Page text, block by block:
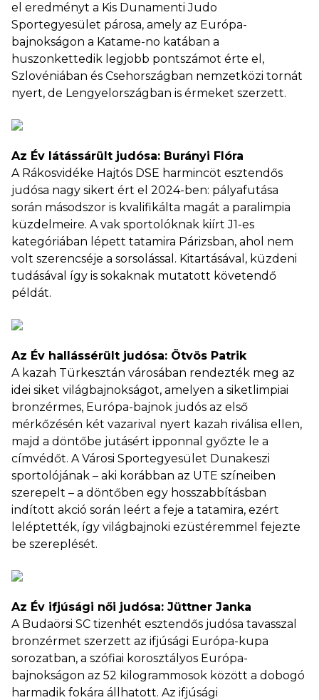
el eredményt a Kis Dunamenti Judo
Sportegyesület párosa, amely az Európa-
bajnokságon a Katame-no katában a
huszonkettedik legjobb pontszámot érte el,
Szlovéniában és Csehországban nemzetközi tornát
nyert, de Lengyelországban is érmeket szerzett.
Az Év látássárült judósa: Burányi Flóra
A Rákosvidéke Hajtós DSE harmincöt esztendős
judósa nagy sikert ért el 2024-ben: pályafutása
során másodszor is kvalifikálta magát a paralimpia
küzdelmeire. A vak sportolóknak kiírt J1-es
kategóriában lépett tatamira Párizsban, ahol nem
volt szerencséje a sorsolással. Kitartásával, küzdeni
tudásával így is sokaknak mutatott követendő
példát.
Az Év hallássérült judósa: Ötvös Patrik
A kazah Türkesztán városában rendezték meg az
idei siket világbajnokságot, amelyen a siketlimpiai
bronzérmes, Európa-bajnok judós az első
mérkőzésén két vazarival nyert kazah riválisa ellen,
majd a döntőbe jutásért ipponnal győzte le a
címvédőt. A Városi Sportegyesület Dunakeszi
sportolójának – aki korábban az UTE színeiben
szerepelt – a döntőben egy hosszabbításban
indított akció során leért a feje a tatamira, ezért
leléptették, így világbajnoki ezüstéremmel fejezte
be szereplését.
Az Év ifjúsági női judósa: Jüttner Janka
A Budaörsi SC tizenhét esztendős judósa tavasszal
bronzérmet szerzett az ifjúsági Európa-kupa
sorozatban, a szófiai korosztályos Európa-
bajnokságon az 52 kilogrammosok között a dobogó
harmadik fokára állhatott. Az ifjúsági